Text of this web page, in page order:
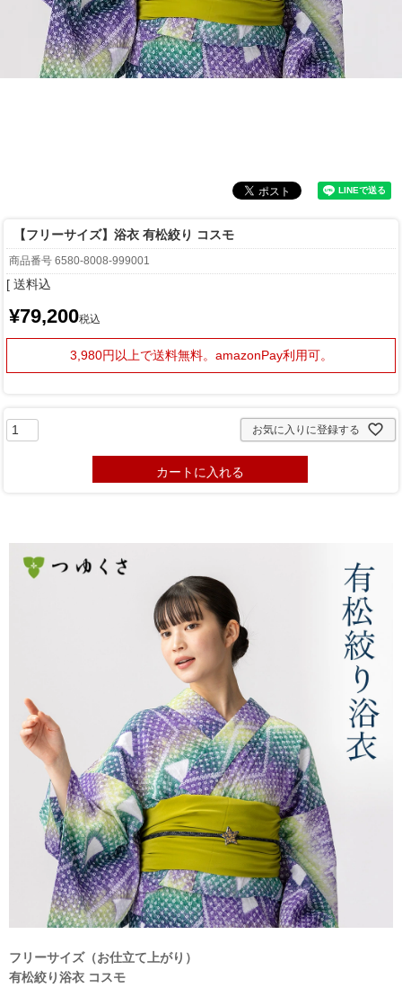
【フリーサイズ】浴衣 有松絞り コスモ
商品番号 6580-8008-999001
送料込
¥79,200税込
3,980円以上で送料無料。 amazonPay利用可。
お気に入りに登録する
カートに入れる
フリーサイズ（お仕立て上がり）
有松絞り浴衣 コスモ